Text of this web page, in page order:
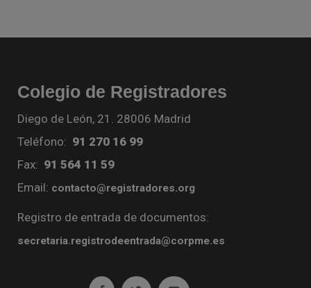
Colegio de Registradores
Diego de León, 21. 28006 Madrid
Teléfono: 91 270 16 99
Fax: 91 564 11 59
Email: contacto@registradores.org
Registro de entrada de documentos:
secretaria.registrodeentrada@corpme.es